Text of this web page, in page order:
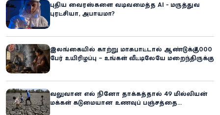
புதிய வைரஸ்களை வடிவமைத்த AI - மருத்துவ
புரட்சியா, அபாயமா?
இலங்கையில் காற்று மாசுபாட்டால் ஆண்டுக்கு 7,000
பேர் உயிரிழப்பு – உங்கள் வீட்டிலேயே மறைந்திருக்கும்
வலுவான எல் நினோ தாக்கத்தால் 49 மில்லியன்
மக்கள் கடுமையான உணவுப் பஞ்சத்தை